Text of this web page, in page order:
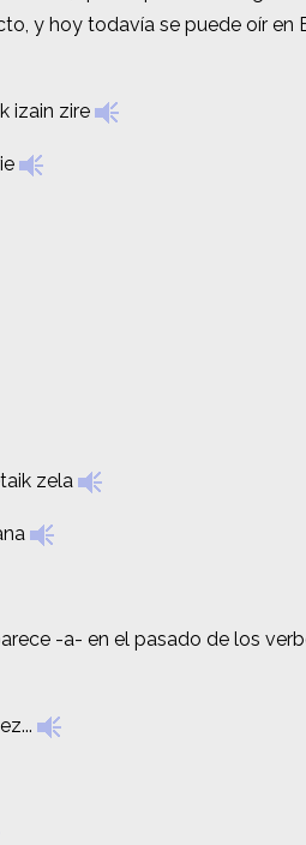
y hoy todavía se puede oír en
izain zire
zela
-a- en el pasado de los
y hoy todavía se puede oír en
izain zire
zela
-a- en el pasado de los